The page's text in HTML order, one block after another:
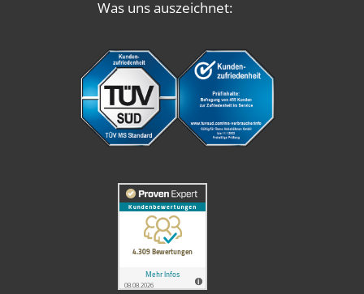
Was uns auszeichnet: